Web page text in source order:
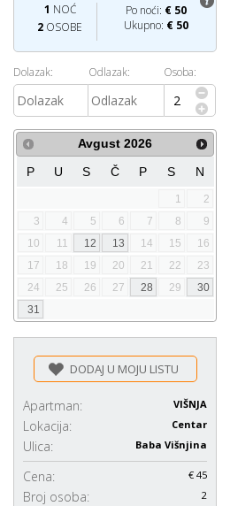
Po noći: € 50
Ukupno: € 50
1 NOĆ
2 OSOBE
Dolazak: Odlazak: Osoba:
Avgust 2026
P
U S Č P S N
1
2
3
4 5 6 7 8
9
10
11 12 13 14 15
16
17
18 19 20 21 22
23
24
25 26 27 28 29
30
31
DODAJ U MOJU LISTU
Apartman: VIŠNJA
Lokacija: Centar
Ulica: Baba Višnjina
Cena: € 45
Broj osoba: 2